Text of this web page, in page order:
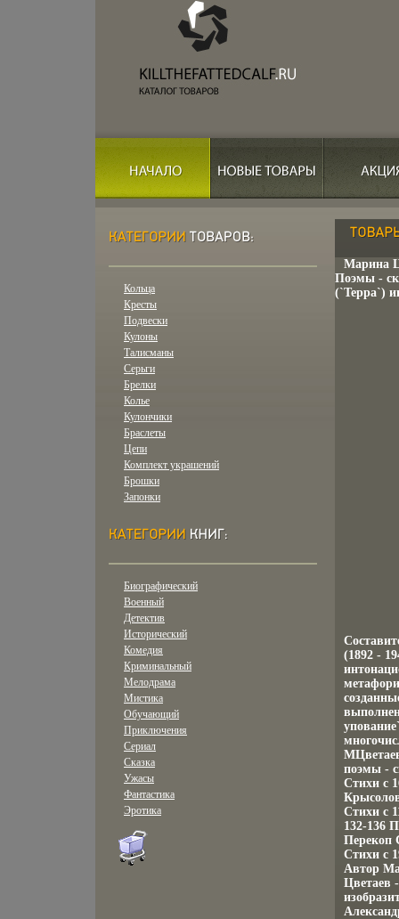
Кольца
Кресты
Подвески
Кулоны
Талисманы
Серьги
Брелки
Колье
Кулончики
Браслеты
Цепи
Комплект украшений
Брошки
Запонки
Биографический
Военный
Детектив
Исторический
Комедия
Криминальный
Мелодрама
Мистика
Обучающий
Приключения
Сериал
Сказка
Ужасы
Фантастика
Эротика
Марина
Поэмы -
(`Терра`)
(1892 -
поэмы -
Стихи c
Стихи c
132-136
Перекоп
Стихи c
Автор
Цветаев